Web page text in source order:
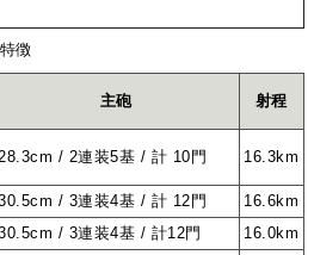
徴
主砲 射程
/ 2連装5基 / 計 10門 16.3km
/ 3連装4基 / 計 12門
16.6km
/ 3連装4基 / 計12門 16.0km